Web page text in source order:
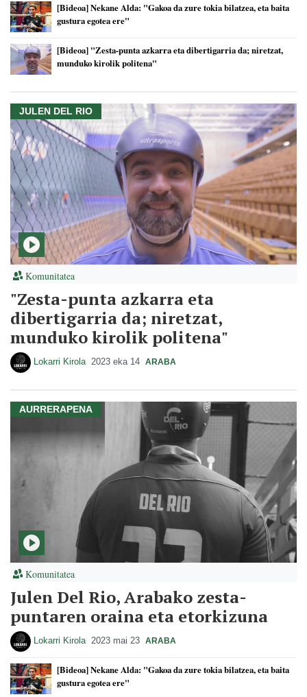
[Bideoa] Nekane Alda: "Gakoa da zure tokia bilatzea, eta baita
gustura egotea ere"
[Bideoa] "Zesta-punta azkarra eta dibertigarria da; niretzat,
munduko kirolik politena"
JULEN DEL RIO
Komunitatea
"Zesta-punta azkarra eta
dibertigarria da; niretzat,
munduko kirolik politena"
Lokarri Kirola 2023 eka 14 ARABA
AURRERAPENA
Komunitatea
Julen Del Rio, Arabako zesta-
puntaren oraina eta etorkizuna
Lokarri Kirola 2023 mai 23 ARABA
[Bideoa] Nekane Alda: "Gakoa da zure tokia bilatzea, eta baita
gustura egotea ere"